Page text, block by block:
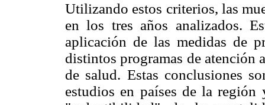
Utilizando estos criterios, las
en los tres años analizados.
aplicación de las medidas de
distintos programas de atención
de salud. Estas conclusiones
estudios en países de la